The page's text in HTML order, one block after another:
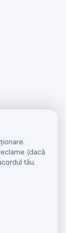
(dacă
tău.